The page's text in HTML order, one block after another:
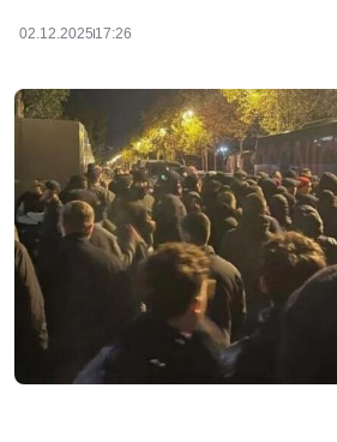
02.12.2025 17:26